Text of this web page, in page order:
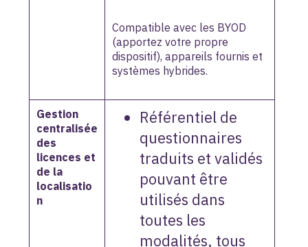
Compatible avec les BYOD
(apportez votre propre
dispositif), appareils fournis et
systèmes hybrides.
Gestion
centralisée
des
licences et
de la
localisatio
n
Référentiel de
questionnaires
traduits et validés
pouvant être
utilisés dans
toutes les
modalités, tous